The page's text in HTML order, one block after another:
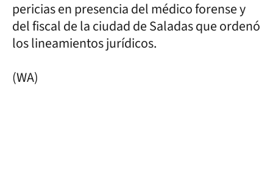
pericias en presencia del médico forense y
del fiscal de la ciudad de Saladas que ordenó
los lineamientos jurídicos.
(WA)